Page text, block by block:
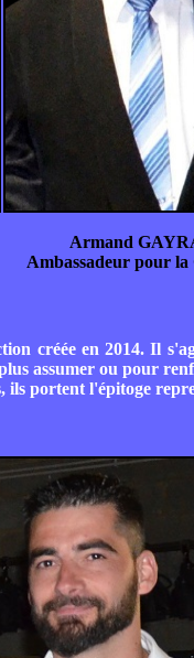
Armand
Ambassadeur pour
créée en 2014. Il
assumer ou pour
ils portent l'épitoge